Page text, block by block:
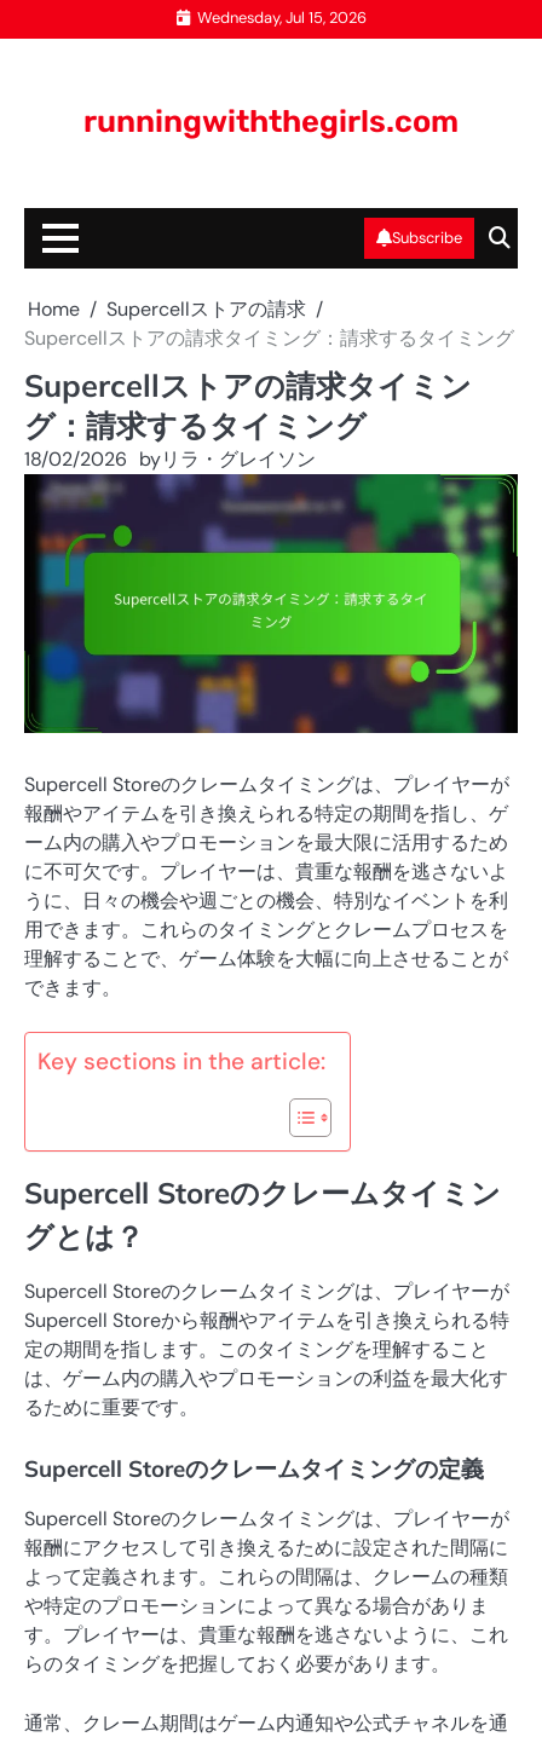
to
Wednesday, Jul 15, 2026
runningwiththegirls.com
Subscribe
Home
Supercellストアの請求
Supercellストアの請求タイミング：請求するタイミング
Supercellストアの請求タイミン
グ：請求するタイミング
18/02/2026 byリラ・グレイソン
Supercell Storeのクレームタイミングは、プレイヤーが
報酬やアイテムを引き換えられる特定の期間を指し、ゲ
ーム内の購入やプロモーションを最大限に活用するため
に不可欠です。プレイヤーは、貴重な報酬を逃さないよ
うに、日々の機会や週ごとの機会、特別なイベントを利
用できます。これらのタイミングとクレームプロセスを
理解することで、ゲーム体験を大幅に向上させることが
できます。
Key sections in the article:
Supercell Storeのクレームタイミン
グとは？
Supercell Storeのクレームタイミングは、プレイヤーが
Supercell Storeから報酬やアイテムを引き換えられる特
定の期間を指します。このタイミングを理解すること
は、ゲーム内の購入やプロモーションの利益を最大化す
るために重要です。
Supercell Storeのクレームタイミングの定義
Supercell Storeのクレームタイミングは、プレイヤーが
報酬にアクセスして引き換えるために設定された間隔に
よって定義されます。これらの間隔は、クレームの種類
や特定のプロモーションによって異なる場合がありま
す。プレイヤーは、貴重な報酬を逃さないように、これ
らのタイミングを把握しておく必要があります。
通常、クレーム期間はゲーム内通知や公式チャネルを通